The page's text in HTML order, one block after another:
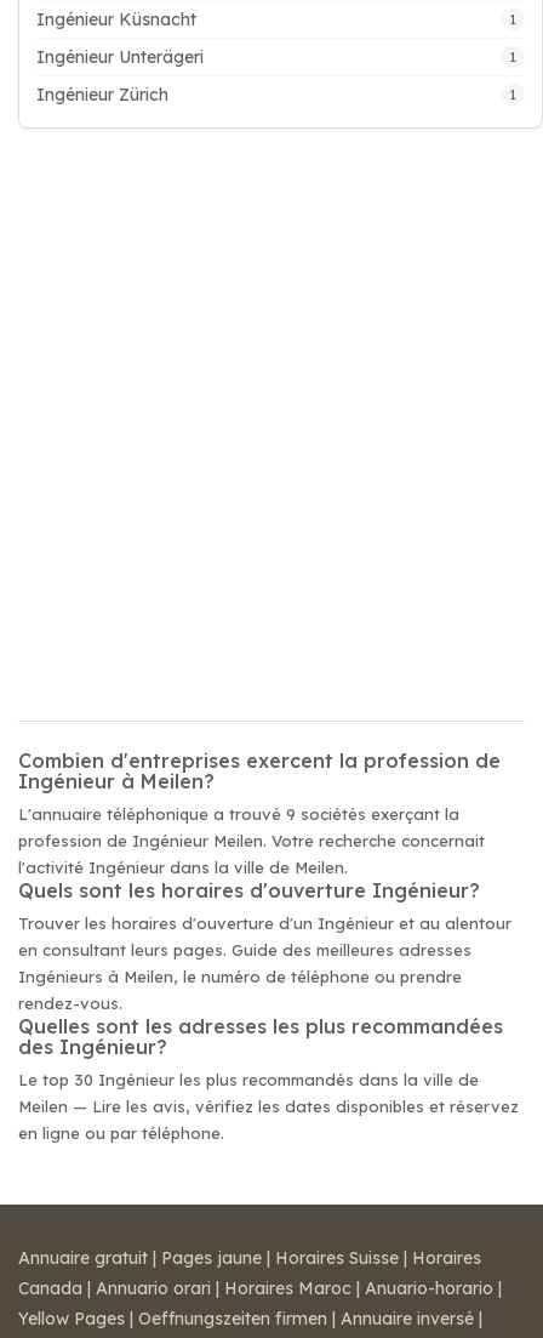
Ingénieur Küsnacht 1
Ingénieur Unterägeri 1
Ingénieur Zürich 1
Combien d'entreprises exercent la profession de
Ingénieur à Meilen?
L'annuaire téléphonique a trouvé 9 sociétés exerçant la
profession de Ingénieur Meilen. Votre recherche concernait
l'activité Ingénieur dans la ville de Meilen.
Quels sont les horaires d'ouverture Ingénieur?
Trouver les horaires d'ouverture d'un Ingénieur et au alentour
en consultant leurs pages. Guide des meilleures adresses
Ingénieurs à Meilen, le numéro de téléphone ou prendre
rendez-vous.
Quelles sont les adresses les plus recommandées
des Ingénieur?
Le top 30 Ingénieur les plus recommandés dans la ville de
Meilen — Lire les avis, vérifiez les dates disponibles et réservez
en ligne ou par téléphone.
Annuaire gratuit | Pages jaune | Horaires Suisse | Horaires
Canada | Annuario orari | Horaires Maroc | Anuario-horario |
Yellow Pages | Oeffnungszeiten firmen | Annuaire inversé |